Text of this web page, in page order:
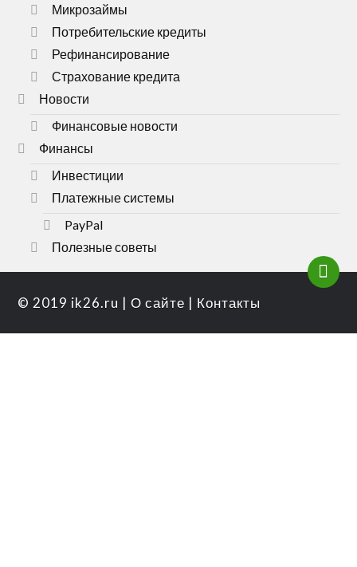
Микрозаймы
Потребительские кредиты
Рефинансирование
Страхование кредита
Новости
Финансовые новости
Финансы
Инвестиции
Платежные системы
PayPal
Полезные советы
© 2019 ik26.ru |О сайте | Контакты